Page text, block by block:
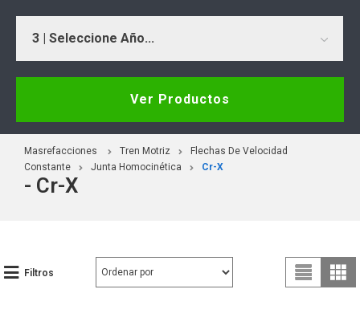
3 | Seleccione Año...
Ver Productos
Masrefacciones Tren Motriz
Flechas De Velocidad
Constante
Junta Homocinética Cr-X
- Cr-X
Filtros